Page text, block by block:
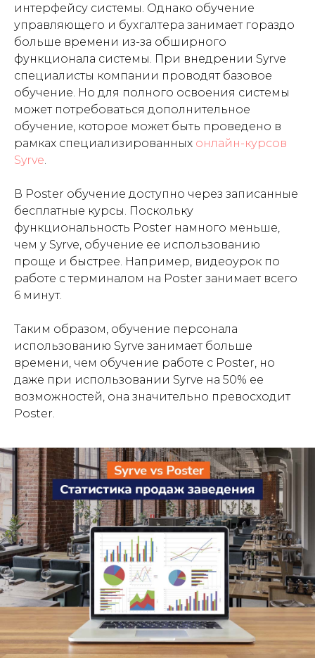
интерфейсу системы. Однако обучение
управляющего и бухгалтера занимает гораздо
больше времени из-за обширного
функционала системы. При внедрении Syrve
специалисты компании проводят базовое
обучение. Но для полного освоения системы
может потребоваться дополнительное
обучение, которое может быть проведено в
рамках специализированных онлайн-курсов
Syrve.
В Poster обучение доступно через записанные
бесплатные курсы. Поскольку
функциональность Poster намного меньше,
чем у Syrve, обучение ее использованию
проще и быстрее. Например, видеоурок по
работе с терминалом на Poster занимает всего
6 минут.
Таким образом, обучение персонала
использованию Syrve занимает больше
времени, чем обучение работе с Poster, но
даже при использовании Syrve на 50% ее
возможностей, она значительно превосходит
Poster.